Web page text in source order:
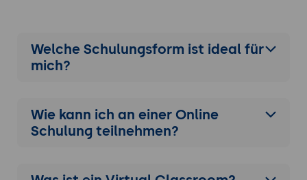
Welche Schulungsform ist ideal für
mich?
Wie kann ich an einer Online
Schulung teilnehmen?